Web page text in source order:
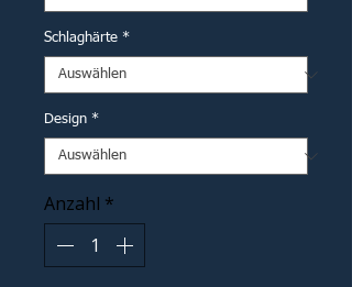
Schlaghärte *
Design *
Anzahl *